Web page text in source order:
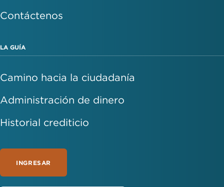
Contáctenos
LA GUÍA
Camino hacia la ciudadanía
Administración de dinero
Historial crediticio
INGRESAR